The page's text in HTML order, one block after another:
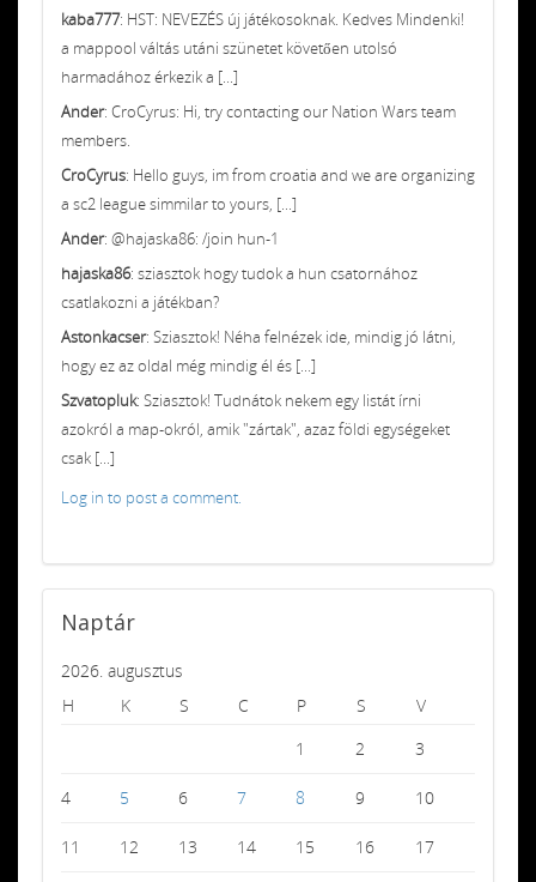
kaba777: HST: NEVEZÉS új játékosoknak. Kedves Mindenki!
a mappool váltás utáni szünetet követően utolsó
harmadához érkezik a [...]
Ander: CroCyrus: Hi, try contacting our Nation Wars team
members.
CroCyrus: Hello guys, im from croatia and we are organizing
a sc2 league simmilar to yours, [...]
Ander: @hajaska86: /join hun-1
hajaska86: sziasztok hogy tudok a hun csatornához
csatlakozni a játékban?
Astonkacser: Sziasztok! Néha felnézek ide, mindig jó látni,
hogy ez az oldal még mindig él és [...]
Szvatopluk: Sziasztok! Tudnátok nekem egy listát írni
azokról a map-okról, amik "zártak", azaz földi egységeket
csak [...]
Log in to post a comment.
Naptár
2026. augusztus
H
K S C P S
V
1
2 3
4 5 6 7 8 9 10
11 12 13 14 15 16 17